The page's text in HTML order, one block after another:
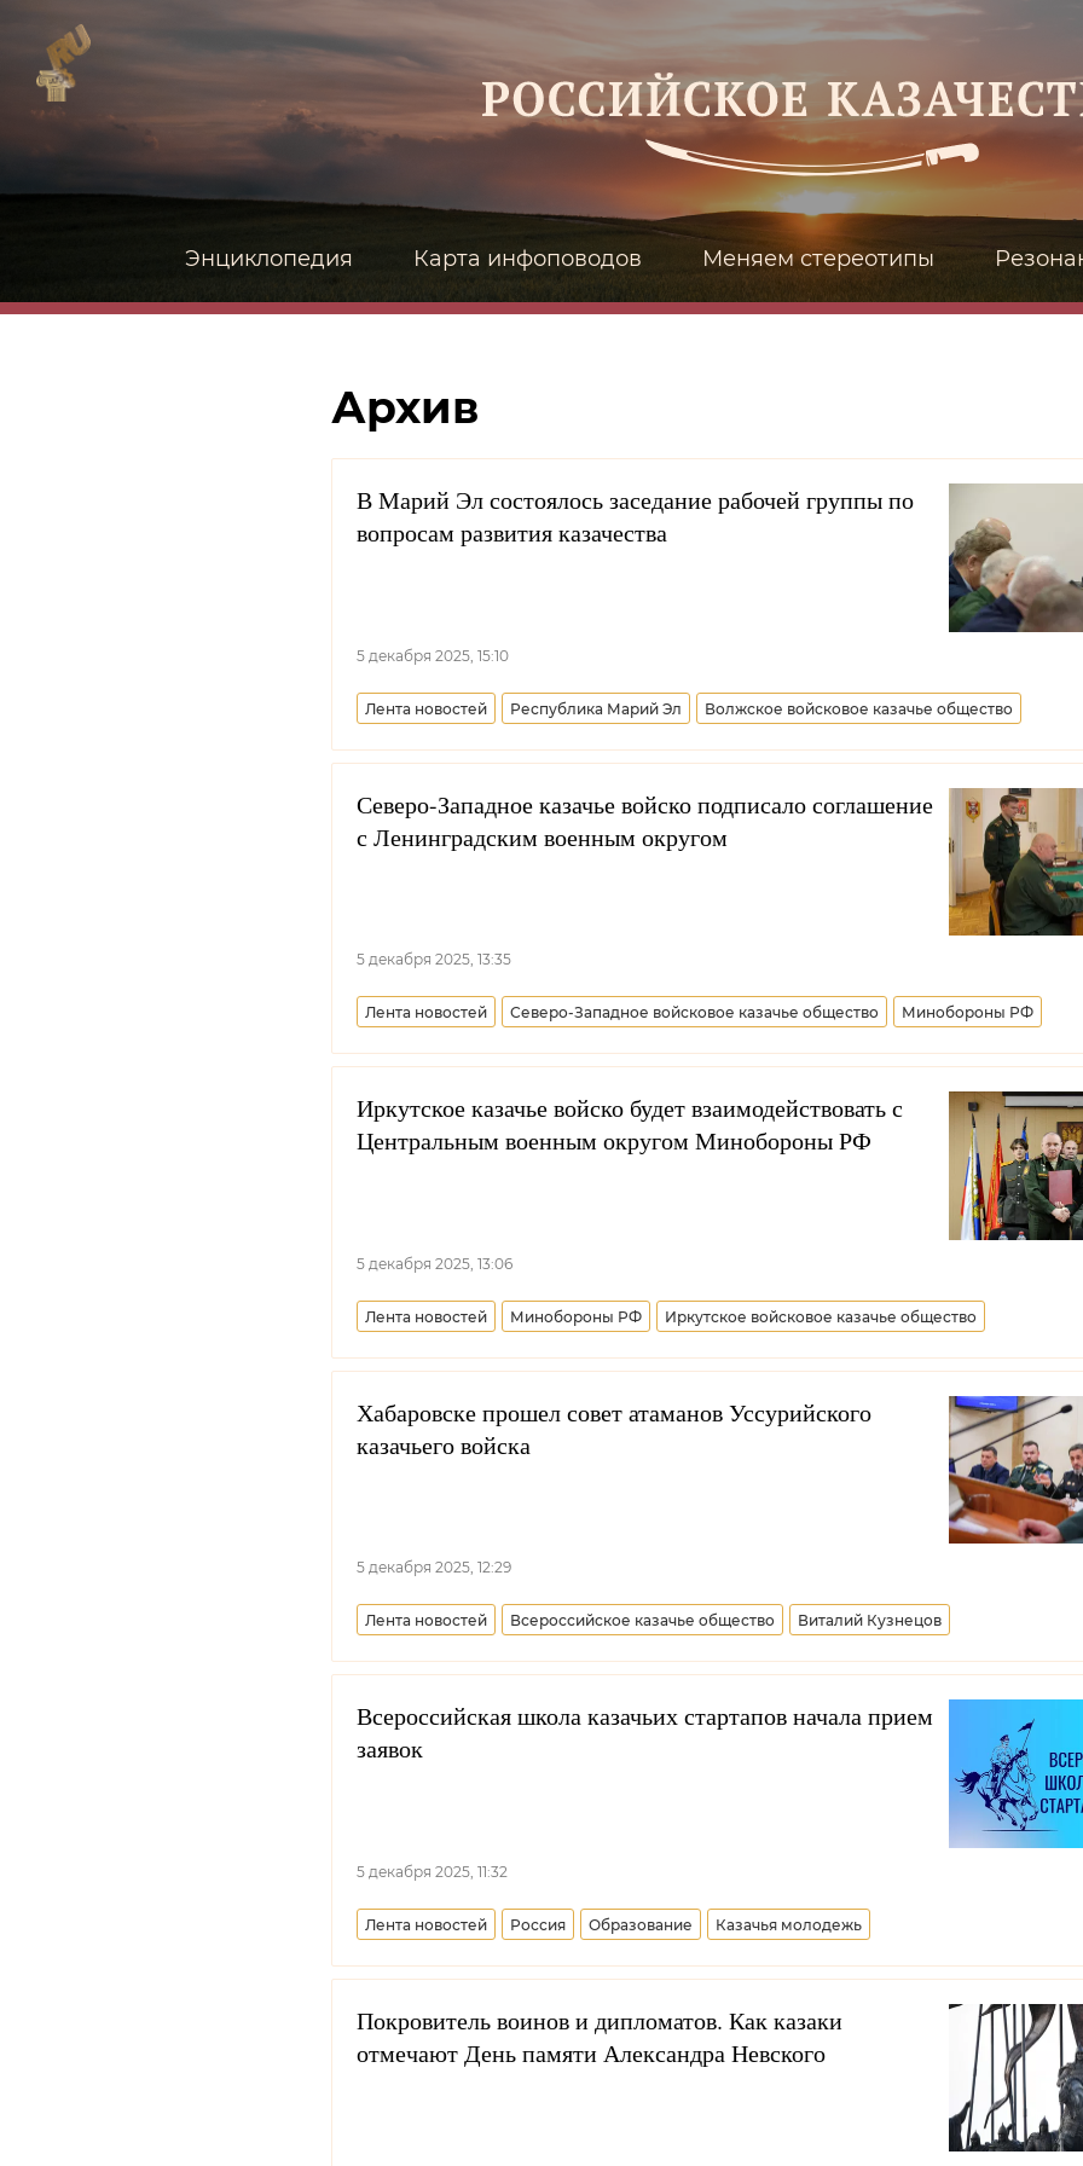
Энциклопедия Карта инфоповодов Меняем стереотипы
Архив
В Марий Эл состоялось заседание рабочей группы по
вопросам развития казачества
5 декабря 2025, 15:10
Лента новостей Республика Марий Эл Волжское войсковое казачье общество
Северо-Западное казачье войско подписало соглашение
с Ленинградским военным округом
5 декабря 2025, 13:35
Лента новостей Северо-Западное войсковое казачье общество Минобороны РФ
Иркутское казачье войско будет взаимодействовать с
Центральным военным округом Минобороны РФ
5 декабря 2025, 13:06
Лента новостей Минобороны РФ Иркутское войсковое казачье общество
Хабаровске прошел совет атаманов Уссурийского
казачьего войска
5 декабря 2025, 12:29
Лента новостей Всероссийское казачье общество Виталий Кузнецов
Уссурийское войсковое казачье общество Хабаровский край
Всероссийская школа казачьих стартапов начала прием
заявок
5 декабря 2025, 11:32
Лента новостей Россия Образование Казачья молодежь
Покровитель воинов и дипломатов. Как казаки
отмечают День памяти Александра Невского